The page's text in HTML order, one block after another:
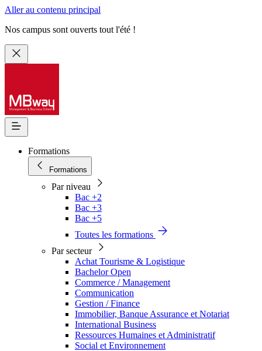
Aller au contenu principal
Nos campus sont ouverts tout l'été !
Formations
Formations
Par niveau
Bac +2
Bac +3
Bac +5
Toutes les formations
Par secteur
Achat Tourisme & Logistique
Bachelor Open
Commerce / Management
Communication
Gestion / Finance
Immobilier, Banque Assurance et Notariat
International Business
Ressources Humaines et Administratif
Social et Environnement